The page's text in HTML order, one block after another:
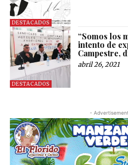
DESTACADOS
DESTACADOS
“Somos los
intento de
Campestre,
abril 26, 2021
-